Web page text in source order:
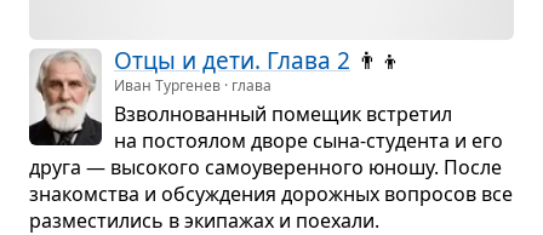
Отцы и дети. Глава 2 👨‍👦
Иван Тургенев · глава
Взвол­но­ван­ный поме­щик встре­тил
на посто­я­лом дворе сына-сту­дента и его
друга — высо­кого само­уве­рен­ного юношу. После
зна­ком­ства и обсу­жде­ния дорож­ных вопро­сов все
раз­ме­сти­лись в эки­па­жах и поехали.